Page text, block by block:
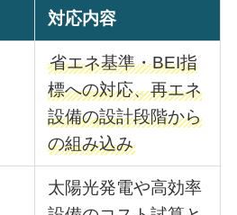
対応内容
省エネ基準・BEI指
標への対応、再エネ
設備の設計段階から
の組み込み
太陽光発電や高効率